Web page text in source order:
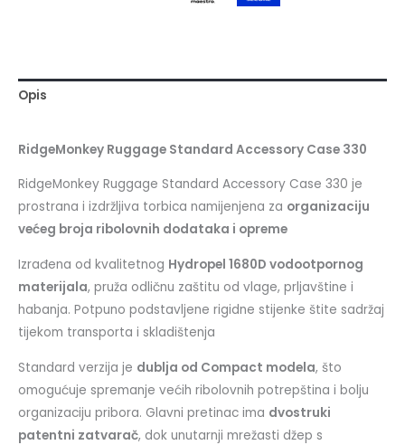
Opis
RidgeMonkey Ruggage Standard Accessory Case 330
RidgeMonkey Ruggage Standard Accessory Case 330 je
prostrana i izdržljiva torbica namijenjena za organizaciju
većeg broja ribolovnih dodataka i opreme
Izrađena od kvalitetnog Hydropel 1680D vodootpornog
materijala, pruža odličnu zaštitu od vlage, prljavštine i
habanja. Potpuno podstavljene rigidne stijenke štite sadržaj
tijekom transporta i skladištenja
Standard verzija je dublja od Compact modela, što
omogućuje spremanje većih ribolovnih potrepština i bolju
organizaciju pribora. Glavni pretinac ima dvostruki
patentni zatvarač, dok unutarnji mrežasti džep s